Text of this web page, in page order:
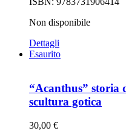
Non disponibile
Dettagli
Esaurito
“Acanthus” storia
scultura gotica
30,00 €